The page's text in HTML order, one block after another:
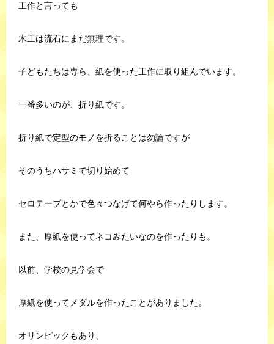
工作と言っても
木工は流石にまだ無理です。
子どもたちは専ら、紙を使った工作に取り組んでいます。
一番多いのが、折り紙です。
折り紙で定型のモノを折ることは勿論ですが
そのうちハサミで切り始めて
セロテープとかで色々つなげて何やら作ったりします。
また、厚紙を使ってネコみたいなのを作ったりも。
以前、学校の見学会で
厚紙を使ってメダルを作ったことがありました。
オリンピックもあり、